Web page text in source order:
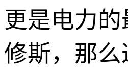
更是电力
修斯，那